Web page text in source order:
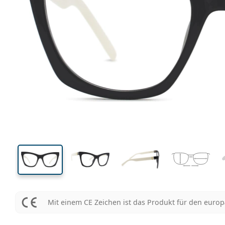
43 mm
Glashöhe Glasbreite
Glasbreite
Mit einem CE Zeichen ist das Produkt für den